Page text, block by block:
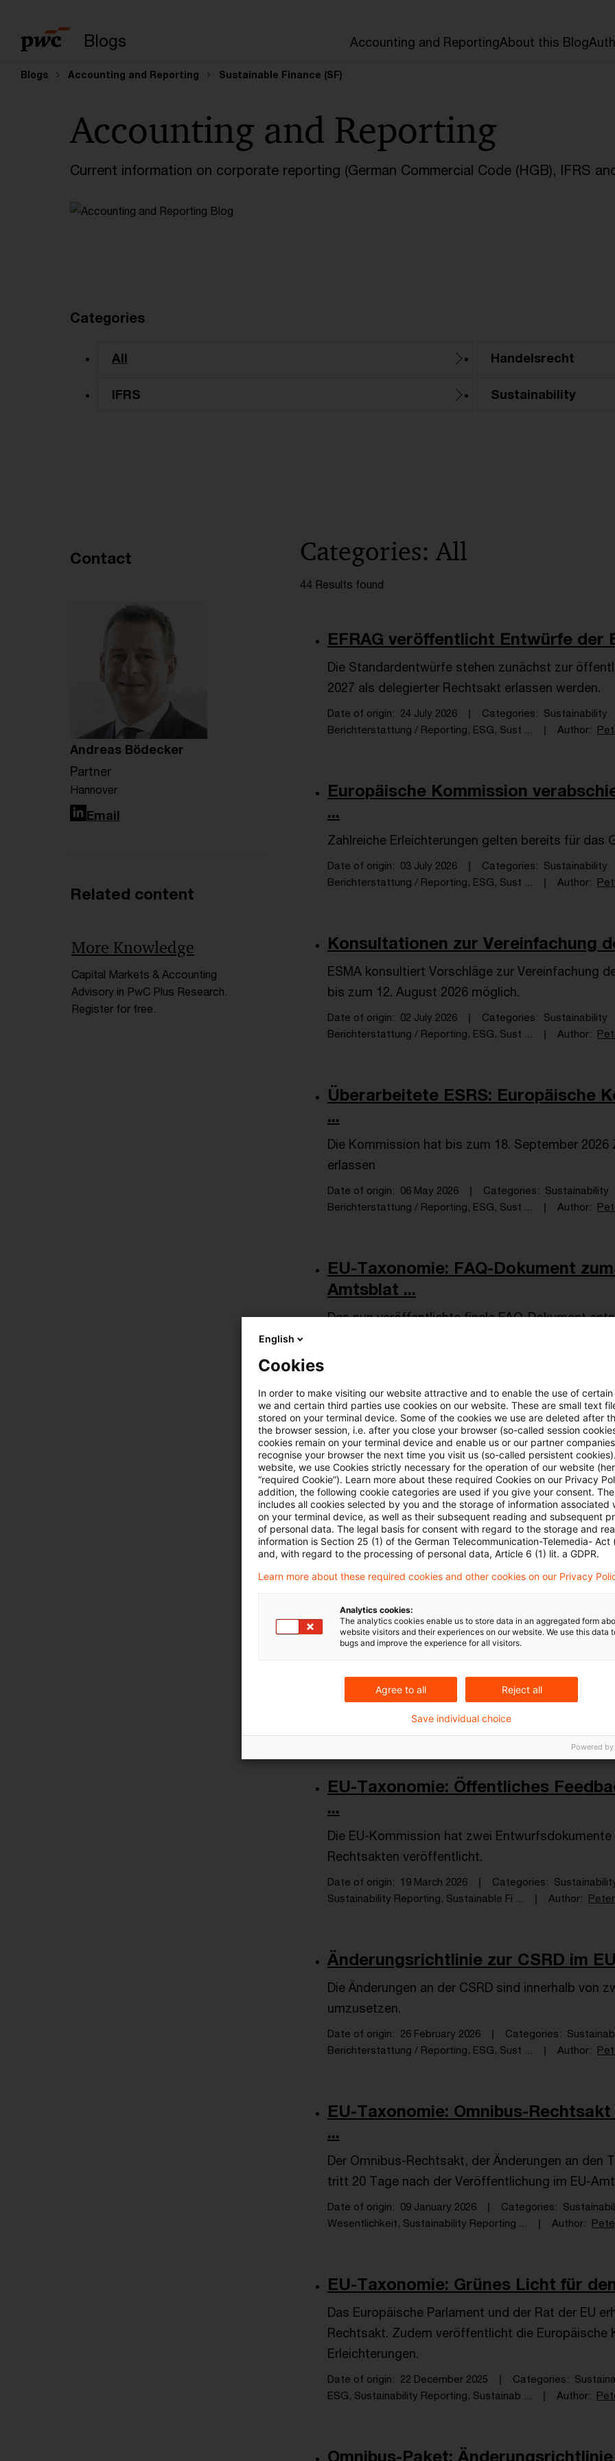
Blogs Accounting and ReportingAbout this Blog
Blogs Accounting and Reporting Sustainable Finance (SF)
Accounting and Reporting
Current information on corporate reporting (German Commercial Code (HGB), IFRS
Categories
All Handelsrecht
IFRS Sustainability
Categories: All
44 Results found
EFRAG veröffentlicht Entwürfe der
Die Standardentwürfe stehen zunächst zur
2027 als delegierter Rechtsakt erlassen werden.
Date of origin 24 July 2026 Categories Sustainability
Berichterstattung / Reporting, ESG, Sust ...
Author
Europäische Kommission
...
Zahlreiche Erleichterungen gelten bereits für das
Date of origin 03 July 2026 Categories Sustainability
Berichterstattung / Reporting, ESG, Sust ...
Author
Konsultationen zur Vereinfachung
ESMA konsultiert Vorschläge zur Vereinfachung
bis zum 12. August 2026 möglich.
Date of origin 02 July 2026 Categories Sustainability
Berichterstattung / Reporting, ESG, Sust ...
Author
Überarbeitete ESRS: Europäische
...
Die Kommission hat bis zum 18. September
erlassen
Date of origin 06 May 2026 Categories Sustainability
Berichterstattung / Reporting, ESG, Sust ...
Author
EU-Taxonomie: FAQ-Dokument
Amtsblat ...
Das nun veröffentlichte finale FAQ-Dokument
Entwurfsfassung aus Dezember 2025. Bei
verschiedene Anpassungen feststellen, die
Berichterstattung / Reporting, ESG, Sust ...
Author
EFRAG veröffentlicht
Das Arbeitsprogramm enthält den Zeitplan für
die Ausarbeitung verschiedener Leitlinien, u.a. für
Date of origin 29 April 2026 Categories Sustainability
Berichterstattung / Reporting, ESG, Sust ...
Author
Aktuelle Entwicklungen zur
Nach den Ausschussberatungen vom 13. April
Sommermonaten vorangetrieben werden
Berichterstattung / Reporting, ESG, Sust ...
EU-Taxonomie: Öffentliches
...
Die EU-Kommission hat zwei
Rechtsakten veröffentlicht.
Date of origin 19 March 2026 Categories
Sustainability Reporting, Sustainable Fi ...
Author
Änderungsrichtlinie zur CSRD im
Die Änderungen an der CSRD sind innerhalb von
umzusetzen.
Date of origin 26 February 2026 Categories
Berichterstattung / Reporting, ESG, Sust ...
Author
EU-Taxonomie: Omnibus-
...
Der Omnibus-Rechtsakt, der Änderungen an
tritt 20 Tage nach der Veröffentlichung im EU-
Date of origin 09 January 2026 Categories
Wesentlichkeit, Sustainability Reporting ...
Author
EU-Taxonomie: Grünes Licht für
Das Europäische Parlament und der Rat der EU
Rechtsakt. Zudem veröffentlicht die Europäische
Erleichterungen.
Date of origin 22 December 2025 Categories
ESG, Sustainability Reporting, Sustainab ...
Author
Omnibus-Paket:
Recommended articles
Contact
Andreas Bödecker
Partner
Hannover
LinkedIn
Email
Related content
More Knowledge
Capital Markets & Accounting
Advisory in PwC Plus Research.
Register for free.
English
Cookies
In order to make visiting our website attractive and to enable the use of
we and certain third parties use cookies on our website. These are small text
stored on your terminal device. Some of the cookies we use are deleted after
the browser session, i.e. after you close your browser (so-called session
cookies remain on your terminal device and enable us or our partner
recognise your browser the next time you visit us (so-called persistent
website, we use Cookies strictly necessary for the operation of our website
“required Cookie”). Learn more about these required Cookies on our Privacy
addition, the following cookie categories are used if you give your consent.
includes all cookies selected by you and the storage of information associated
on your terminal device, as well as their subsequent reading and subsequent
of personal data. The legal basis for consent with regard to the storage and
information is Section 25 (1) of the German Telecommunication-Telemedia- Act
and, with regard to the processing of personal data, Article 6 (1) lit. a GDPR.
Learn more about these required cookies and other cookies on our Privacy
Analytics cookies:
The analytics cookies enable us to store data in an aggregated form
website visitors and their experiences on our website. We use this data
bugs and improve the experience for all visitors.
Agree to all Reject all
Save individual choice
Powered by